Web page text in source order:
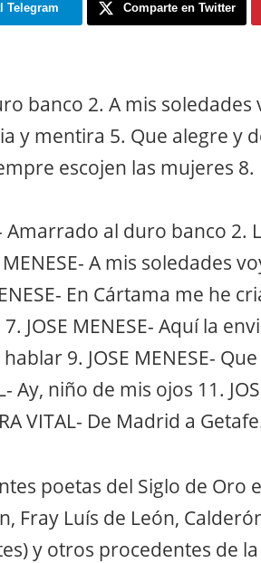
Telegram Comparte en Twitter
banco 2. A mis soledades
y mentira 5. Que alegre y
escojen las mujeres 8.
Amarrado al duro banco 2.
A mis soledades
En Cártama me he
JOSE MENESE- Aquí la
9. JOSE MENESE-
Ay, niño de mis ojos 11.
VITAL- De Madrid a
poetas del Siglo de Oro
Fray Luís de León,
y otros procedentes de